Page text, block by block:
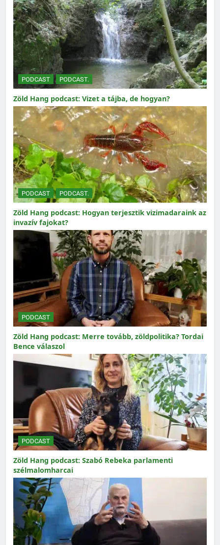
PODCAST PODCAST.
Zöld Hang podcast: Vizet a tájba, de hogyan?
PODCAST PODCAST.
Zöld Hang podcast: Hogyan terjesztik vizimadaraink az
invazív fajokat?
PODCAST
Zöld Hang podcast: Merre tovább, zöldpolitika? Tordai
Bence válaszol
PODCAST
Zöld Hang podcast: Szabó Rebeka parlamenti
szélmalomharcai